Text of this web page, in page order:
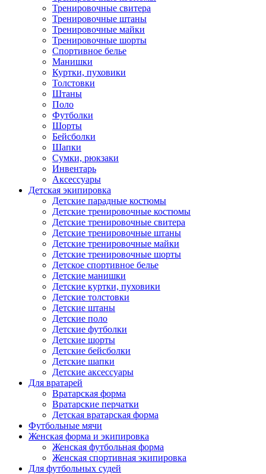
Тренировочные свитера
Тренировочные штаны
Тренировочные майки
Тренировочные шорты
Спортивное белье
Манишки
Куртки, пуховики
Толстовки
Штаны
Поло
Футболки
Шорты
Бейсболки
Шапки
Сумки, рюкзаки
Инвентарь
Аксессуары
Детская экипировка
Детские парадные костюмы
Детские тренировочные костюмы
Детские тренировочные свитера
Детские тренировочные штаны
Детские тренировочные майки
Детские тренировочные шорты
Детское спортивное белье
Детские манишки
Детские куртки, пуховики
Детские толстовки
Детские штаны
Детские поло
Детские футболки
Детские шорты
Детские бейсболки
Детские шапки
Детские аксессуары
Для вратарей
Вратарская форма
Вратарские перчатки
Детская вратарская форма
Футбольные мячи
Женская форма и экипировка
Женская футбольная форма
Женская спортивная экипировка
Для футбольных судей